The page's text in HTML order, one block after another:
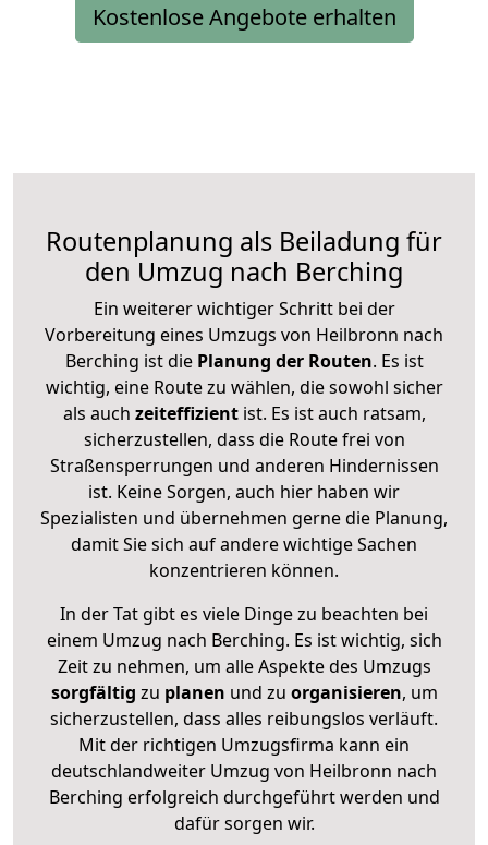
Kostenlose Angebote erhalten
Routenplanung als Beiladung für
den Umzug nach Berching
Ein weiterer wichtiger Schritt bei der
Vorbereitung eines Umzugs von Heilbronn nach
Berching ist diePlanung der Routen. Es ist
wichtig, eine Route zu wählen, die sowohl sicher
als auch zeiteffizientist. Es ist auch ratsam,
sicherzustellen, dass die Route frei von
Straßensperrungen und anderen Hindernissen
ist. Keine Sorgen, auch hier haben wir
Spezialisten und übernehmen gerne die Planung,
damit Sie sich auf andere wichtige Sachen
konzentrieren können.
In der Tat gibt es viele Dinge zu beachten bei
einem Umzug nach Berching. Es ist wichtig, sich
Zeit zu nehmen, um alle Aspekte des Umzugs
sorgfältig zu planen und zu organisieren, um
sicherzustellen, dass alles reibungslos verläuft.
Mit der richtigen Umzugsfirma kann ein
deutschlandweiter Umzug von Heilbronn nach
Berching erfolgreich durchgeführt werden und
dafür sorgen wir.